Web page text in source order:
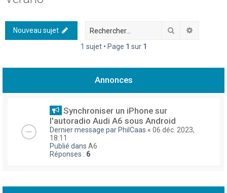
h
r
Nouveau sujet Rechercher
1 sujet • Page 1 sur 1
Annonces
Synchroniser un iPhone sur
l'autoradio Audi A6 sous Android
Dernier message par PhilCaas « 06 déc. 2023,
18:11
Publié dans A6
Réponses : 6